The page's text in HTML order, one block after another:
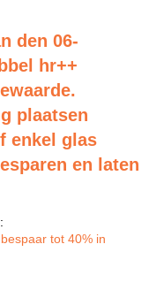
den 06-
hr++
plaatsen
enkel glas
en laten
tot 40% in